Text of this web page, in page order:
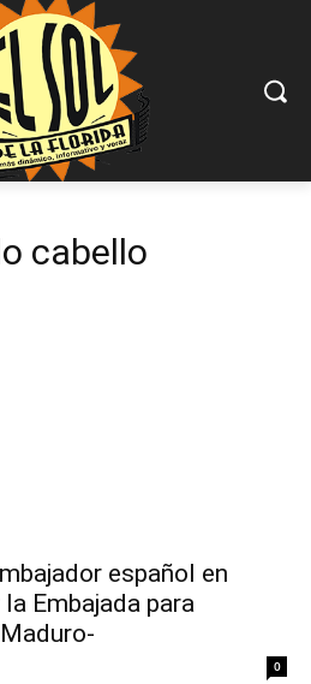
cabello
español en
Embajada para
0